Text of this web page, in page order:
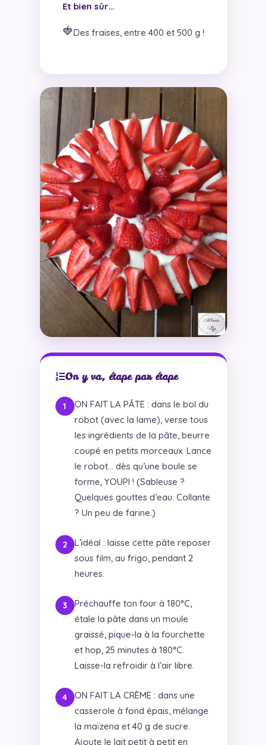
Et bien sûr…
🍓Des fraises, entre 400 et 500 g !
On y va, étape par étape
ON FAIT LA PÂTE : dans le bol du
robot (avec la lame), verse tous
les ingrédients de la pâte, beurre
coupé en petits morceaux. Lance
le robot… dès qu’une boule se
forme, YOUPI ! (Sableuse ?
Quelques gouttes d’eau. Collante
? Un peu de farine.)
L’idéal : laisse cette pâte reposer
sous film, au frigo, pendant 2
heures.
Préchauffe ton four à 180°C,
étale la pâte dans un moule
graissé, pique-la à la fourchette
et hop, 25 minutes à 180°C.
Laisse-la refroidir à l’air libre.
ON FAIT LA CRÈME : dans une
casserole à fond épais, mélange
la maïzena et 40 g de sucre.
Ajoute le lait petit à petit en